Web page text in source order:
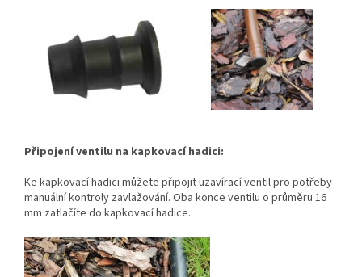
Připojení ventilu na kapkovací hadici:
Ke kapkovací hadici můžete připojit uzavírací ventil pro potřeby
manuální kontroly zavlažování. Oba konce ventilu o průměru 16
mm zatlačíte do kapkovací hadice.